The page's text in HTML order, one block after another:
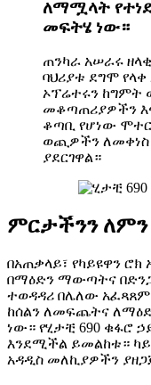
ለማሟላት
መፍትሄ ነው።
ጠንካራ አሠራሩ
ባህሪያቱ ደግሞ
ኦፕሬተሩን ከግምት
መቆጣጠሪያዎችን
ቆጣቢ የሆነው
ወጪዎችን
ያደርገዋል።
ምርታችንን ለምን
በአጠቃላይ፣ የካይዩዋን
በማዕድን ማውጣትና
ተወዳዳሪ በሌለው
ከሰልን ለመፍጨትና
ነው። የሂታቺ 690 ቁፋሮ
እንደሚችል ይመልከቱ።
አዳዲስ መለኪያዎችን